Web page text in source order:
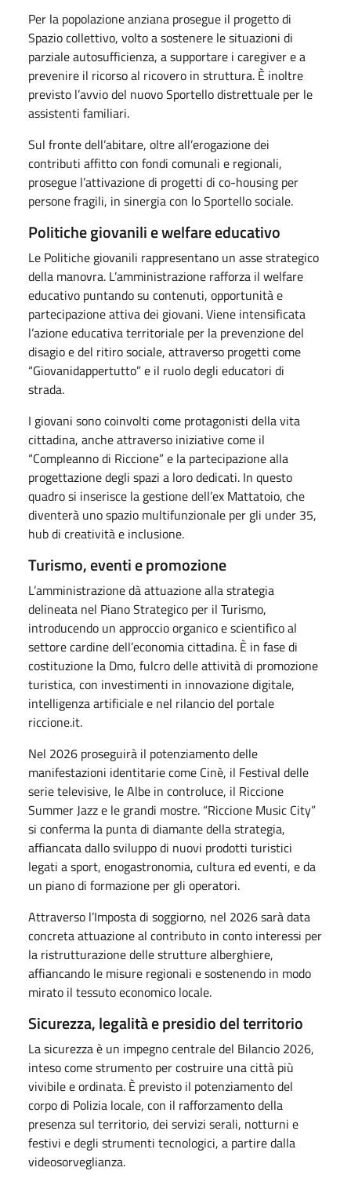
Per la popolazione anziana prosegue il progetto di
Spazio collettivo, volto a sostenere le situazioni di
parziale autosufficienza, a supportare i caregiver e a
prevenire il ricorso al ricovero in struttura. È inoltre
previsto l’avvio del nuovo Sportello distrettuale per le
assistenti familiari.
Sul fronte dell’abitare, oltre all’erogazione dei
contributi affitto con fondi comunali e regionali,
prosegue l’attivazione di progetti di co-housing per
persone fragili, in sinergia con lo Sportello sociale.
Politiche giovanili e welfare educativo
Le Politiche giovanili rappresentano un asse strategico
della manovra. L’amministrazione rafforza il welfare
educativo puntando su contenuti, opportunità e
partecipazione attiva dei giovani. Viene intensificata
l’azione educativa territoriale per la prevenzione del
disagio e del ritiro sociale, attraverso progetti come
“Giovanidappertutto” e il ruolo degli educatori di
strada.
I giovani sono coinvolti come protagonisti della vita
cittadina, anche attraverso iniziative come il
“Compleanno di Riccione” e la partecipazione alla
progettazione degli spazi a loro dedicati. In questo
quadro si inserisce la gestione dell’ex Mattatoio, che
diventerà uno spazio multifunzionale per gli under 35,
hub di creatività e inclusione.
Turismo, eventi e promozione
L’amministrazione dà attuazione alla strategia
delineata nel Piano Strategico per il Turismo,
introducendo un approccio organico e scientifico al
settore cardine dell’economia cittadina. È in fase di
costituzione la Dmo, fulcro delle attività di promozione
turistica, con investimenti in innovazione digitale,
intelligenza artificiale e nel rilancio del portale
riccione.it.
Nel 2026 proseguirà il potenziamento delle
manifestazioni identitarie come Cinè, il Festival delle
serie televisive, le Albe in controluce, il Riccione
Summer Jazz e le grandi mostre. “Riccione Music City”
si conferma la punta di diamante della strategia,
affiancata dallo sviluppo di nuovi prodotti turistici
legati a sport, enogastronomia, cultura ed eventi, e da
un piano di formazione per gli operatori.
Attraverso l’Imposta di soggiorno, nel 2026 sarà data
concreta attuazione al contributo in conto interessi per
la ristrutturazione delle strutture alberghiere,
affiancando le misure regionali e sostenendo in modo
mirato il tessuto economico locale.
Sicurezza, legalità e presidio del territorio
La sicurezza è un impegno centrale del Bilancio 2026,
inteso come strumento per costruire una città più
vivibile e ordinata. È previsto il potenziamento del
corpo di Polizia locale, con il rafforzamento della
presenza sul territorio, dei servizi serali, notturni e
festivi e degli strumenti tecnologici, a partire dalla
videosorveglianza.